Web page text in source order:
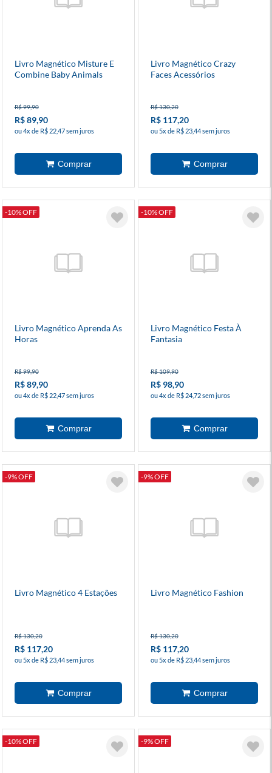
Livro Magnético Misture E
Combine Baby Animals
R$ 99,90
R$ 89,90
ou 4x de R$ 22,47 sem juros
Livro Magnético Crazy
Faces Acessórios
R$ 130,20
R$ 117,20
ou 5x de R$ 23,44 sem juros
-10% OFF
Livro Magnético Aprenda As
Horas
R$ 99,90
R$ 89,90
ou 4x de R$ 22,47 sem juros
-10% OFF
Livro Magnético Festa À
Fantasia
R$ 109,90
R$ 98,90
ou 4x de R$ 24,72 sem juros
-9% OFF
Livro Magnético 4 Estações
R$ 130,20
R$ 117,20
ou 5x de R$ 23,44 sem juros
-9% OFF
Livro Magnético Fashion
R$ 130,20
R$ 117,20
ou 5x de R$ 23,44 sem juros
-10% OFF -9% OFF